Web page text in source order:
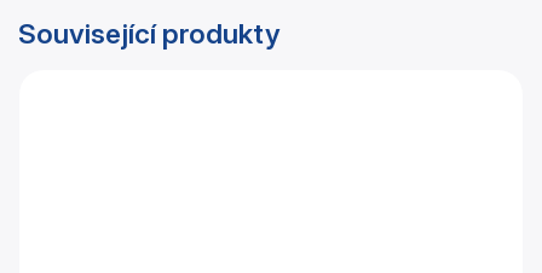
Související produkty